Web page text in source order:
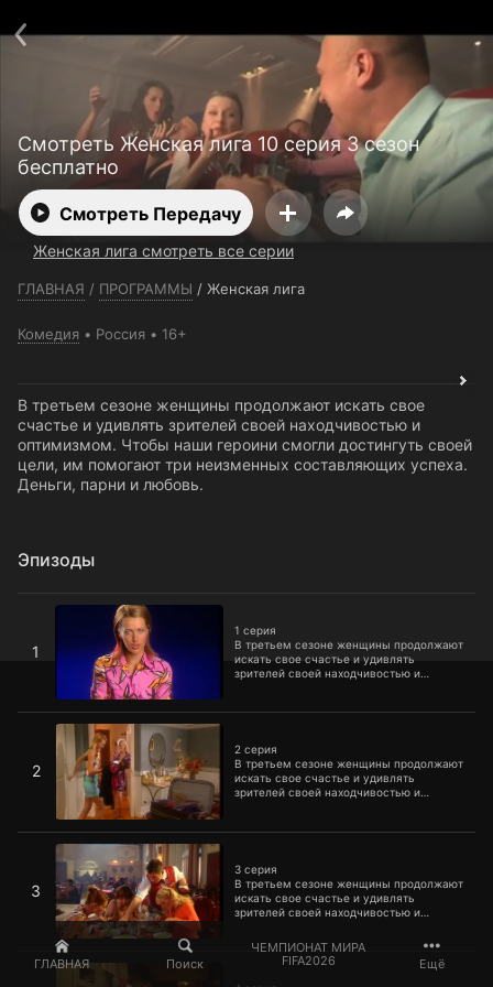
ГЛАВНАЯ Поиск
ЧЕМПИОНАТ МИРА
FIFA2026
Ещё
Смотреть Женская лига 10 серия 3 сезон
бесплатно
Смотреть Передачу
Женская лига смотреть все серии
ГЛАВНАЯ / ПРОГРАММЫ / Женская лига
Комедия Россия 16+
В третьем сезоне женщины продолжают искать свое
счастье и удивлять зрителей своей находчивостью и
оптимизмом. Чтобы наши героини смогли достингуть своей
цели, им помогают три неизменных составляющих успеха.
Деньги, парни и любовь.
Эпизоды
1
1 серия
В третьем сезоне женщины продолжают
искать свое счастье и удивлять
зрителей своей находчивостью и
помогают три неизменных
любовь.
1 серия
2
2 серия
В третьем сезоне женщины продолжают
искать свое счастье и удивлять
зрителей своей находчивостью и
помогают три неизменных
любовь.
2 серия
3
3 серия
В третьем сезоне женщины продолжают
искать свое счастье и удивлять
зрителей своей находчивостью и
смогли достингуть своей цели, им
помогают три неизменных
составляющих успеха. Деньги, парни и
любовь.
3 серия
4 серия
Пользовательское соглашение
Политика конфиденциальности
Открыть приложение
Ввести промокод